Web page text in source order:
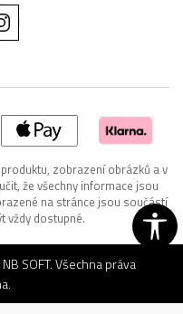
zobrazení obrázků a v
že všechny informace jsou
na stránce jsou součástí
vždy dostupné.
NB SOFT. Všechna práva